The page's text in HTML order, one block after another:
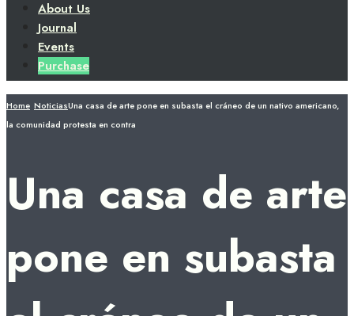
About Us
Journal
Events
Purchase
Home NoticiasUna casa de arte pone en subasta el cráneo de un nativo americano,
la comunidad protesta en contra
Una casa de arte
pone en subasta